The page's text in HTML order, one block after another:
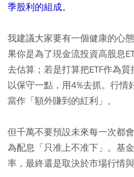
季股利的組成。
我建議大家要有一個健康的心
果你是為了現金流投資高股息
去估算；若是打算把ETF作為
以保守一點，用4%去抓。行情
當作「額外賺到的紅利」。
但千萬不要預設未來每一次都
為配息「只准上不准下」。基
率，最終還是取決於市場行情與